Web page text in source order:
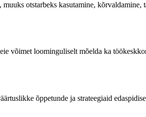
otstarbeks kasutamine,
võimet loominguliselt mõelda ka
õppetunde ja strateegiaid